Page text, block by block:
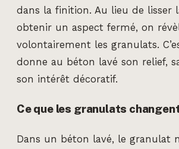
dans la finition. Au lieu de lisser
obtenir un aspect fermé, on
volontairement les granulats.
donne au béton lavé son relief,
son intérêt décoratif.
Ce que les granulats
Dans un béton lavé, le granulat